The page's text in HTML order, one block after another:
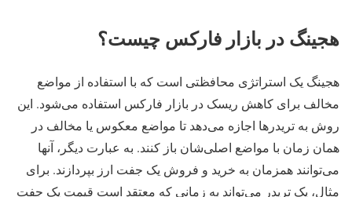
هجینگ در بازار فارکس چیست؟
هجینگ یک استراتژی محافظتی است که با استفاده از مواضع
مخالف برای کاهش ریسک در بازار فارکس استفاده می‌شود. این
روش به تریدرها اجازه می‌دهد تا مواضع معکوس یا مخالف در
همان زمان با مواضع اصلی‌شان باز کنند. به عبارت دیگر، آنها
می‌توانند همزمان به خرید و فروش یک جفت ارز بپردازند. برای
مثال، یک تریدر می‌تواند به زمانی که معتقد است قیمت یک جفت